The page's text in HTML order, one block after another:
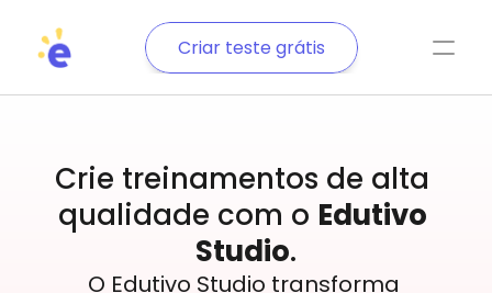
Criar teste grátis
Crie treinamentos de alta
qualidade com o Edutivo
Studio.
O Edutivo Studio transforma